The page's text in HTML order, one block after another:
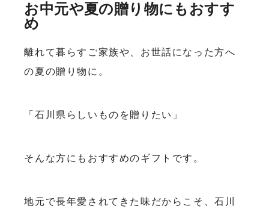
お中元や夏の贈り物にもおすす
め
離れて暮らすご家族や、お世話になった方へ
の夏の贈り物に。
「石川県らしいものを贈りたい」
そんな方にもおすすめのギフトです。
地元で長年愛されてきた味だからこそ、石川